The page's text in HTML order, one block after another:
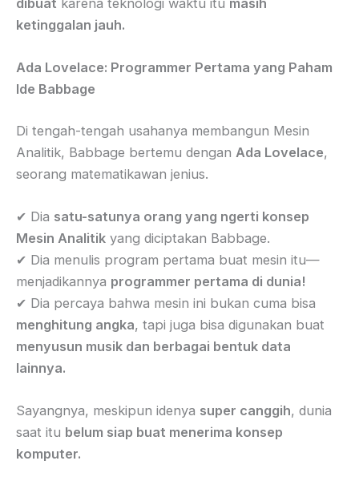
ketinggalan jauh.
Ada Lovelace: Programmer Pertama yang Paham
Ide Babbage
Di tengah-tengah usahanya membangun Mesin
Analitik, Babbage bertemu dengan Ada Lovelace,
seorang matematikawan jenius.
✔ Dia satu-satunya orang yang ngerti konsep
Mesin Analitik yang diciptakan Babbage.
✔ Dia menulis program pertama buat mesin itu—
menjadikannya programmer pertama di dunia!
✔ Dia percaya bahwa mesin ini bukan cuma bisa
menghitung angka, tapi juga bisa digunakan buat
menyusun musik dan berbagai bentuk data
lainnya.
Sayangnya, meskipun idenya super canggih, dunia
saat itu belum siap buat menerima konsep
komputer.